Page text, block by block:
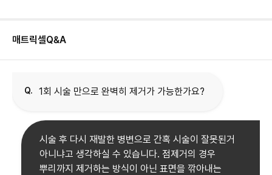
매트릭셀Q&A
Q. 1회 시술 만으로 완벽히 제거가 가능한가요?
시술 후 다시 재발한 병변으로 간혹 시술이 잘못된거
아니냐고 생각하실 수 있습니다. 점제거의 경우
뿌리까지 제거하는 방식이 아닌 표면을 깎아내는